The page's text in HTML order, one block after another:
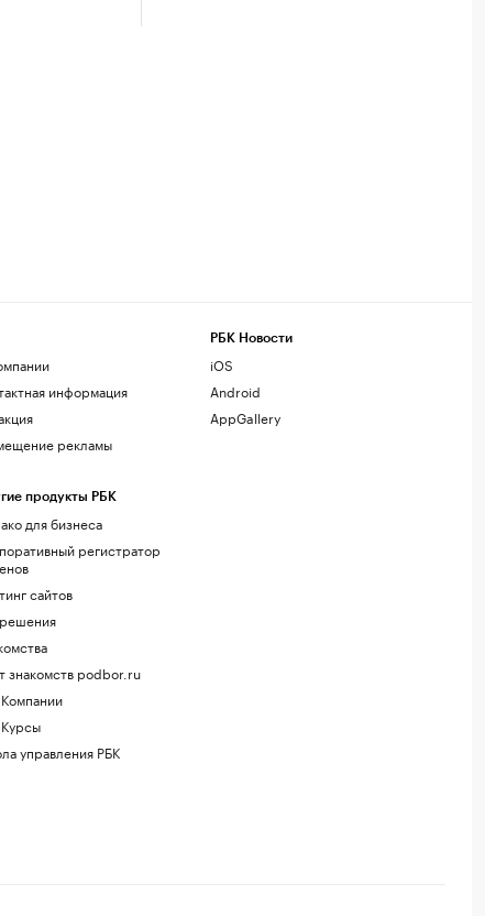
информация
рекламы
продукты РБК
для бизнеса
регистратор
сайтов
знакомств podbor.ru
управления РБК
РБК Новости
iOS
Android
AppGallery